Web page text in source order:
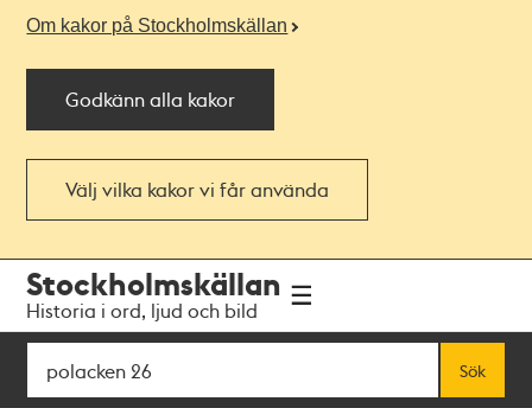
Om kakor på Stockholmskällan
Godkänn alla kakor
Välj vilka kakor vi får använda
navigationen
huvudinnehållet
Stockholmskällan
Historia i ord, ljud och bild
Sök
Sök